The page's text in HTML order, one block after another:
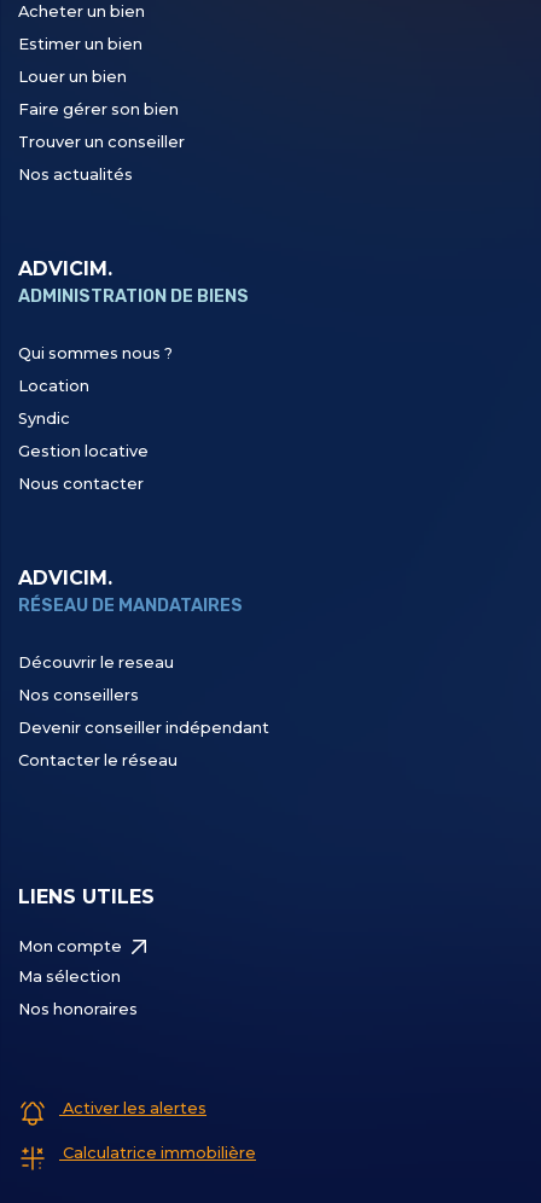
Acheter un bien
Estimer un bien
Louer un bien
Faire gérer son bien
Trouver un conseiller
Nos actualités
ADVICIM.
ADMINISTRATION DE BIENS
Qui sommes nous ?
Location
Syndic
Gestion locative
Nous contacter
ADVICIM.
RÉSEAU DE MANDATAIRES
Découvrir le reseau
Nos conseillers
Devenir conseiller indépendant
Contacter le réseau
LIENS UTILES
Mon compte
Ma sélection
Nos honoraires
Activer les alertes
Calculatrice immobilière